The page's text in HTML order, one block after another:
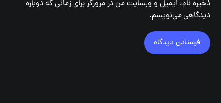
ذخیره نام، ایمیل و وبسایت من در مرورگر برای زمانی که دوباره
دیدگاهی می‌نویسم.
فرستادن دیدگاه